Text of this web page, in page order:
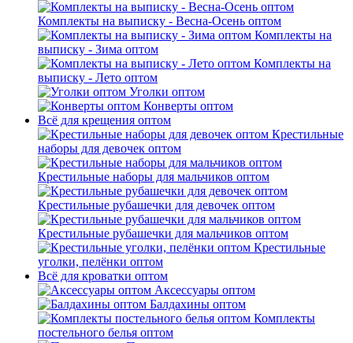
Комплекты на выписку - Весна-Осень оптом
Комплекты на
выписку - Зима оптом
Комплекты на
выписку - Лето оптом
Уголки оптом
Конверты оптом
Всё для крещения оптом
Крестильные
наборы для девочек оптом
Крестильные наборы для мальчиков оптом
Крестильные рубашечки для девочек оптом
Крестильные рубашечки для мальчиков оптом
Крестильные
уголки, пелёнки оптом
Всё для кроватки оптом
Аксессуары оптом
Балдахины оптом
Комплекты
постельного белья оптом